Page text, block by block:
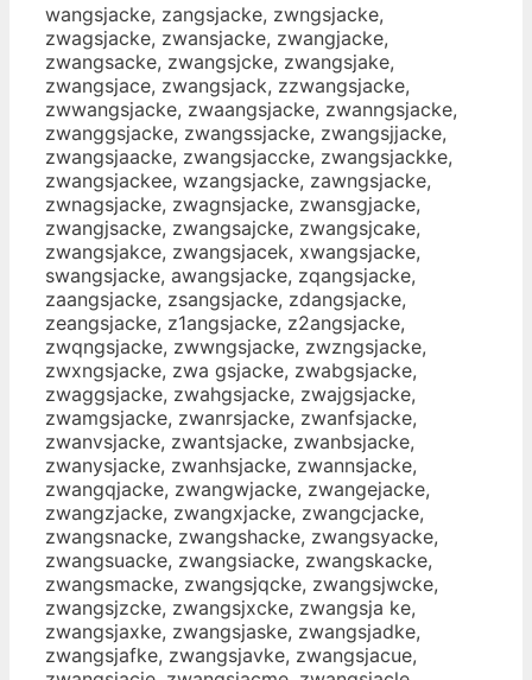
wangsjacke, zangsjacke, zwngsjacke,
zwagsjacke, zwansjacke, zwangjacke,
zwangsacke, zwangsjcke, zwangsjake,
zwangsjace, zwangsjack, zzwangsjacke,
zwwangsjacke, zwaangsjacke, zwanngsjacke,
zwanggsjacke, zwangssjacke, zwangsjjacke,
zwangsjaacke, zwangsjaccke, zwangsjackke,
zwangsjackee, wzangsjacke, zawngsjacke,
zwnagsjacke, zwagnsjacke, zwansgjacke,
zwangjsacke, zwangsajcke, zwangsjcake,
zwangsjakce, zwangsjacek, xwangsjacke,
swangsjacke, awangsjacke, zqangsjacke,
zaangsjacke, zsangsjacke, zdangsjacke,
zeangsjacke, z1angsjacke, z2angsjacke,
zwqngsjacke, zwwngsjacke, zwzngsjacke,
zwxngsjacke, zwa gsjacke, zwabgsjacke,
zwaggsjacke, zwahgsjacke, zwajgsjacke,
zwamgsjacke, zwanrsjacke, zwanfsjacke,
zwanvsjacke, zwantsjacke, zwanbsjacke,
zwanysjacke, zwanhsjacke, zwannsjacke,
zwangqjacke, zwangwjacke, zwangejacke,
zwangzjacke, zwangxjacke, zwangcjacke,
zwangsnacke, zwangshacke, zwangsyacke,
zwangsuacke, zwangsiacke, zwangskacke,
zwangsmacke, zwangsjqcke, zwangsjwcke,
zwangsjzcke, zwangsjxcke, zwangsja ke,
zwangsjaxke, zwangsjaske, zwangsjadke,
zwangsjafke, zwangsjavke, zwangsjacue,